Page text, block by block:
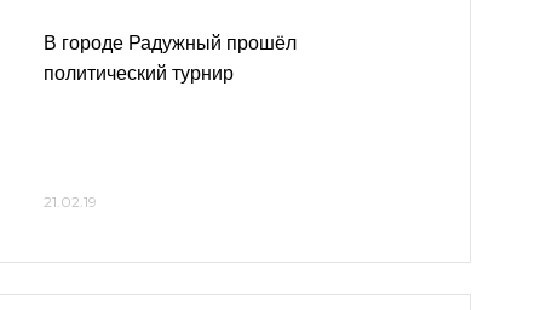
В городе Радужный прошёл
политический турнир
21.02.19